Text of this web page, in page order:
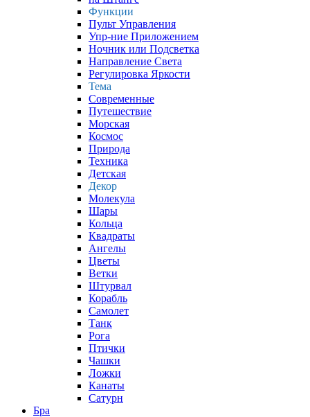
Функции
Пульт Управления
Упр-ние Приложением
Ночник или Подсветка
Направление Света
Регулировка Яркости
Тема
Современные
Путешествие
Морская
Космос
Природа
Техника
Детская
Декор
Молекула
Шары
Кольца
Квадраты
Ангелы
Цветы
Ветки
Штурвал
Корабль
Самолет
Танк
Рога
Птички
Чашки
Ложки
Канаты
Сатурн
Бра